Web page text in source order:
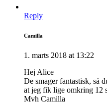
Reply
Camilla
1. marts 2018 at 13:22
Hej Alice
De smager fantastisk, så
at jeg fik lige omkring 12
Mvh Camilla